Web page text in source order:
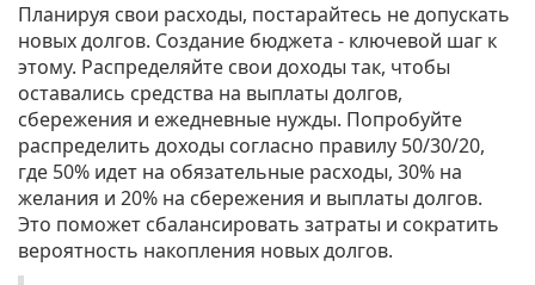
Планируя свои расходы, постарайтесь не допускать
новых долгов. Создание бюджета - ключевой шаг к
этому. Распределяйте свои доходы так, чтобы
оставались средства на выплаты долгов,
сбережения и ежедневные нужды. Попробуйте
распределить доходы согласно правилу 50/30/20,
где 50% идет на обязательные расходы, 30% на
желания и 20% на сбережения и выплаты долгов.
Это поможет сбалансировать затраты и сократить
вероятность накопления новых долгов.